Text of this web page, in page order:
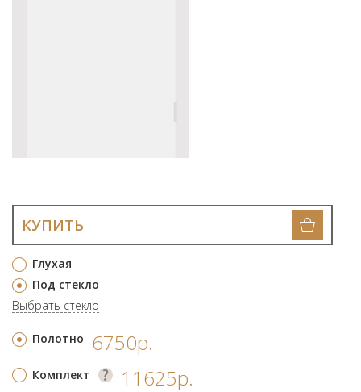
Глухая
Под стекло
Выбрать стекло
КУПИТЬ
Полотно 6750р.
Комплект 11625р.